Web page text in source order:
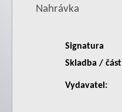
Nahrávka
Signatura
Skladba / část
Vydavatel: